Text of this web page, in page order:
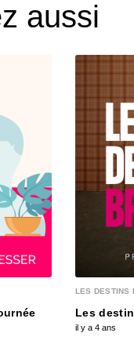
aussi
LES DESTINS
Les
il y a 4 ans